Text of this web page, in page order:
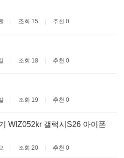
조회 15 추천 0
조회 18 추천 0
조회 19 추천 0
WIZ052kr 갤럭시S26 아이폰
조회 20 추천 0